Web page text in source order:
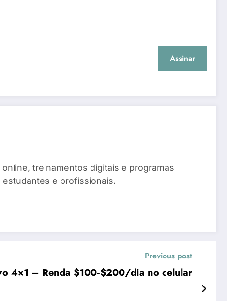
Assinar
treinamentos digitais e programas
e profissionais.
Previous post
4×1 – Renda $100‑$200/dia no celular